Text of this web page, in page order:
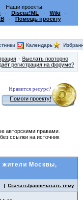
Наши проекты:
· Discuz!ML · Wiki ·
· Помощь проекту
Календарь
Выслать повторно
регистрация на форуме?
Нравится ресурс?
Помоги проекту!
авторскими правами.
ссылки на источник
жители Москвы,
Скачать/распечатать тему